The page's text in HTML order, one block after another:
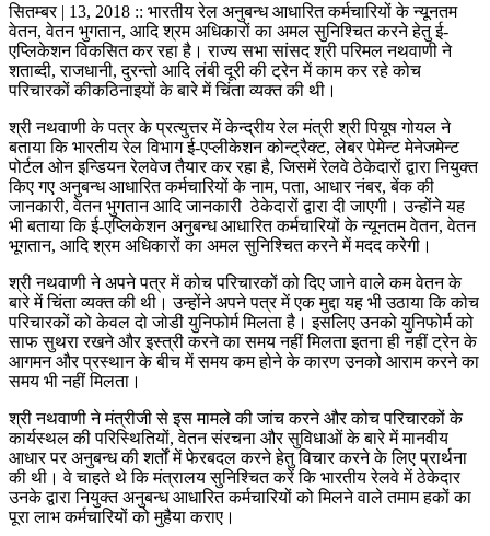
सितम्बर | 13, 2018 :: भारतीय रेल अनुबन्ध आधारित कर्मचारियों के न्यूनतम
वेतन, वेतन भुगतान, आदि श्रम अधिकारों का अमल सुनिश्चित करने हेतु ई-
एप्लिकेशन विकसित कर रहा है। राज्य सभा सांसद श्री परिमल नथवाणी ने
शताब्दी, राजधानी, दुरन्तो आदि लंबी दूरी की ट्रेन में काम कर रहे कोच
परिचारकों कीकठिनाइयों के बारे में चिंता व्यक्त की थी।
श्री नथवाणी के पत्र के प्रत्युत्तर में केन्द्रीय रेल मंत्री श्री पियूष गोयल ने
बताया कि भारतीय रेल विभाग ई-एप्लीकेशन कोन्ट्रैक्ट, लेबर पेमेन्ट मेनेजमेन्ट
पोर्टल ओन इन्डियन रेलवेज तैयार कर रहा है, जिसमें रेलवे ठेकेदारों द्वारा नियुक्त
किए गए अनुबन्ध आधारित कर्मचारियों के नाम, पता, आधार नंबर, बेंक की
जानकारी, वेतन भुगतान आदि जानकारी ठेकेदारों द्वारा दी जाएगी। उन्होंने यह
भी बताया कि ई-एप्लिकेशन अनुबन्ध आधारित कर्मचारियों के न्यूनतम वेतन, वेतन
भूगतान, आदि श्रम अधिकारों का अमल सुनिश्चित करने में मदद करेगी।
श्री नथवाणी ने अपने पत्र में कोच परिचारकों को दिए जाने वाले कम वेतन के
बारे में चिंता व्यक्त की थी। उन्होंने अपने पत्र में एक मुद्दा यह भी उठाया कि कोच
परिचारकों को केवल दो जोडी युनिफोर्म मिलता है। इसलिए उनको युनिफोर्म को
साफ सुथरा रखने और इस्त्री करने का समय नहीं मिलता इतना ही नहीं ट्रेन के
आगमन और प्रस्थान के बीच में समय कम होने के कारण उनको आराम करने का
समय भी नहीं मिलता।
श्री नथवाणी ने मंत्रीजी से इस मामले की जांच करने और कोच परिचारकों के
कार्यस्थल की परिस्थितियों, वेतन संरचना और सुविधाओं के बारे में मानवीय
आधार पर अनुबन्ध की शर्तों में फेरबदल करने हेतु विचार करने के लिए प्रार्थना
की थी। वे चाहते थे कि मंत्रालय सुनिश्चित करें कि भारतीय रेलवे में ठेकेदार
उनके द्वारा नियुक्त अनुबन्ध आधारित कर्मचारियों को मिलने वाले तमाम हकों का
पूरा लाभ कर्मचारियों को मुहैया कराए।